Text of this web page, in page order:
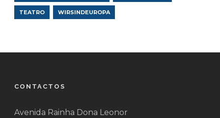
TEATRO WIRSINDEUROPA
CONTACTOS
Avenida Rainha Dona Leonor